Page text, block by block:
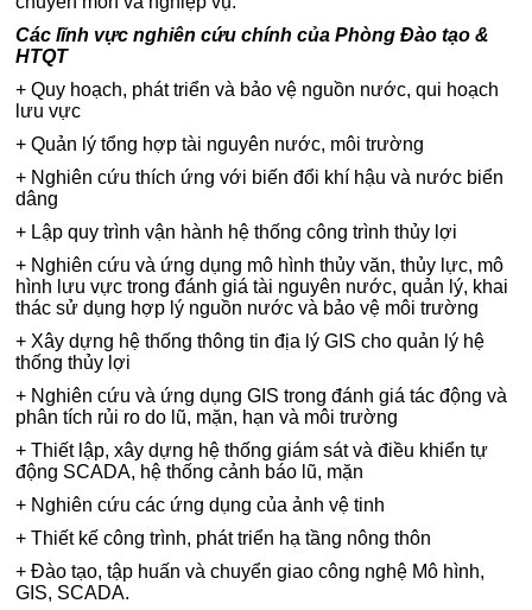
Các lĩnh vực nghiên cứu chính của Phòng Đào tạo &
HTQT
+ Quy hoạch, phát triển và bảo vệ nguồn nước, qui hoạch
lưu vực
+ Quản lý tổng hợp tài nguyên nước, môi trường
+ Nghiên cứu thích ứng với biến đổi khí hậu và nước biển
dâng
+ Lập quy trình vận hành hệ thống công trình thủy lợi
+ Nghiên cứu và ứng dụng mô hình thủy văn, thủy lực, mô
hình lưu vực trong đánh giá tài nguyên nước, quản lý, khai
thác sử dụng hợp lý nguồn nước và bảo vệ môi trường
+ Xây dựng hệ thống thông tin địa lý GIS cho quản lý hệ
thống thủy lợi
+ Nghiên cứu và ứng dụng GIS trong đánh giá tác động và
phân tích rủi ro do lũ, mặn, hạn và môi trường
+ Thiết lập, xây dựng hệ thống giám sát và điều khiển tự
động SCADA, hệ thống cảnh báo lũ, mặn
+ Nghiên cứu các ứng dụng của ảnh vệ tinh
+ Thiết kế công trình, phát triển hạ tầng nông thôn
+ Đào tạo, tập huấn và chuyển giao công nghệ Mô hình,
GIS, SCADA.